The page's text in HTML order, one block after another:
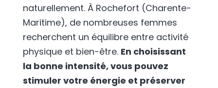
naturellement. À Rochefort (Charente-
Maritime), de nombreuses femmes
recherchent un équilibre entre activité
physique et bien-être. En choisissant
la bonne intensité, vous pouvez
stimuler votre énergie et préserver